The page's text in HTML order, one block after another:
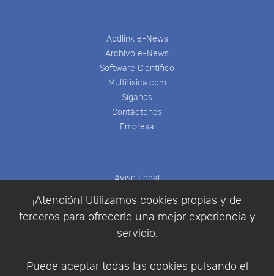
¡Atención! Utilizamos cookies propias y de
terceros para ofrecerle una mejor experiencia y
servicio.
Puede aceptar todas las cookies pulsando el
Addlink e-News
Archivo e-News
Software Científico
Multifisica.com
Síganos
Contáctenos
Empresa
Aviso Legal
Política de Privacidad
Condiciones de compra
Identificarse